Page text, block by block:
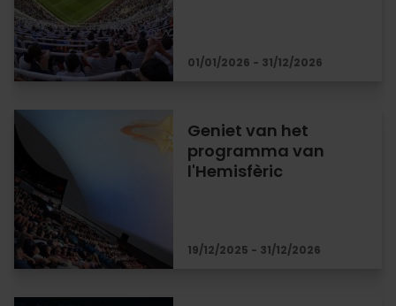
01/01/2026 - 31/12/2026
Geniet van het
programma van
l'Hemisfèric
19/12/2025 - 31/12/2026